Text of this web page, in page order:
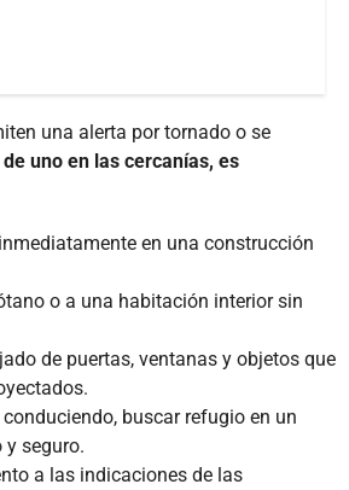
una alerta por tornado o se
uno en las cercanías, es
en una construcción
o a una habitación interior sin
de puertas, ventanas y objetos que
buscar refugio en un
y seguro.
a las indicaciones de las